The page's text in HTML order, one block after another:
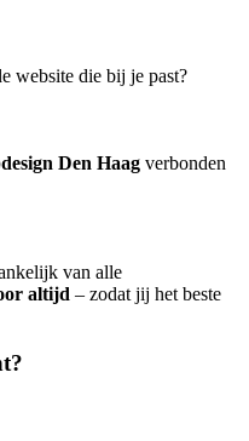
website die bij je past?
Den Haag verbonden
van alle
altijd – zodat jij het beste